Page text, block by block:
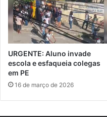
URGENTE: Aluno invade
escola e esfaqueia colegas
em PE
16 de março de 2026